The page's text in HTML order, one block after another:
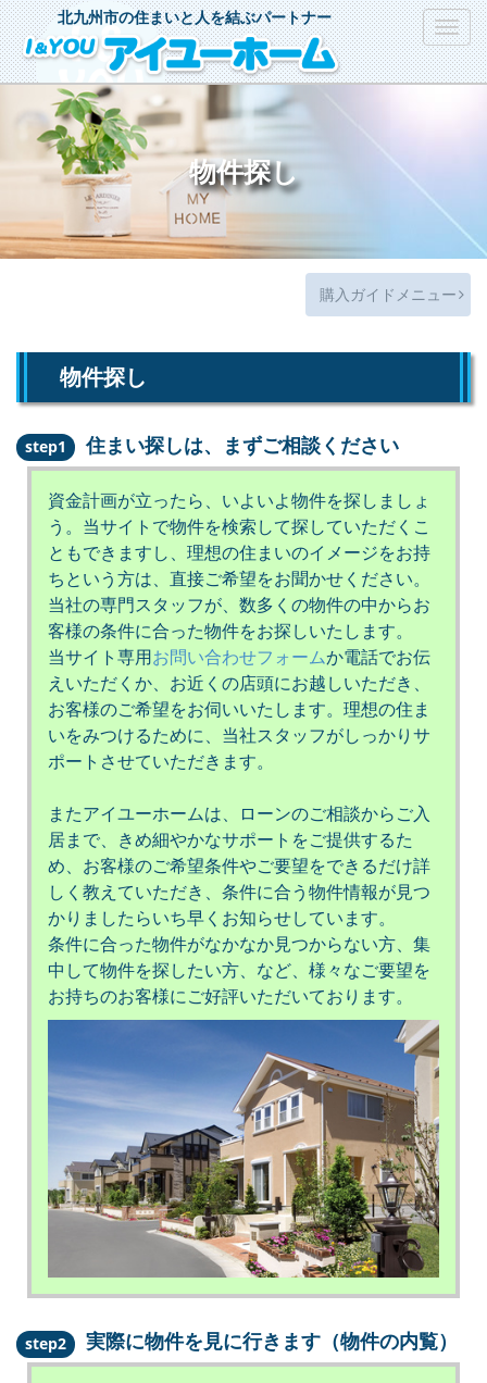
北九州市の住まいと人を結ぶパートナー
物件探し
購入ガイドメニュー
物件探し
step1 住まい探しは、まずご相談ください
資金計画が立ったら、いよいよ物件を探しましょ
う。当サイトで物件を検索して探していただくこ
ともできますし、理想の住まいのイメージをお持
ちという方は、直接ご希望をお聞かせください。
当社の専門スタッフが、数多くの物件の中からお
客様の条件に合った物件をお探しいたします。
当サイト専用お問い合わせフォームか電話でお伝
えいただくか、お近くの店頭にお越しいただき、
お客様のご希望をお伺いいたします。理想の住ま
いをみつけるために、当社スタッフがしっかりサ
ポートさせていただきます。
またアイユーホームは、ローンのご相談からご入
居まで、きめ細やかなサポートをご提供するた
め、お客様のご希望条件やご要望をできるだけ詳
しく教えていただき、条件に合う物件情報が見つ
かりましたらいち早くお知らせしています。
条件に合った物件がなかなか見つからない方、集
中して物件を探したい方、など、様々なご要望を
お持ちのお客様にご好評いただいております。
step2 実際に物件を見に行きます（物件の内覧）